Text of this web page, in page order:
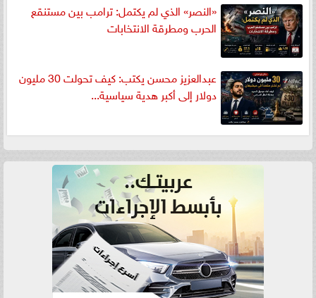
«النصر» الذي لم يكتمل: ترامب بين مستنقع
الحرب ومطرقة الانتخابات
عبدالعزيز محسن يكتب: كيف تحولت 30 مليون
دولار إلى أكبر هدية سياسية...